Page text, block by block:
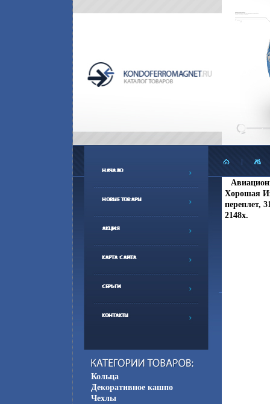
Кольца
Декоративное кашпо
Чехлы
Хорошая
переплет,
2148x.